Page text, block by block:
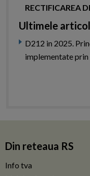
RECTIFICAREA
Ultimele
D212 in 2025.
implementate
Din reteaua RS
Info tva